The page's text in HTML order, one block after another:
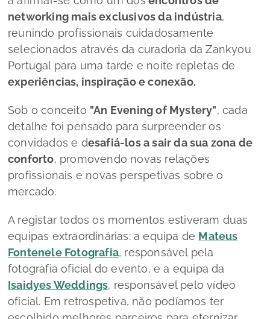
networking mais exclusivos da indústria,
reunindo profissionais cuidadosamente
selecionados através da curadoria da Zankyou
Portugal para uma tarde e noite repletas de
experiências, inspiração e conexão.
Sob o conceito "An Evening of Mystery", cada
detalhe foi pensado para surpreender os
convidados e desafiá-los a sair da sua zona de
conforto, promovendo novas relações
profissionais e novas perspetivas sobre o
mercado.
A registar todos os momentos estiveram duas
equipas extraordinárias: a equipa de Mateus
Fontenele Fotografia, responsável pela
fotografia oficial do evento, e a equipa da
Isaidyes Weddings, responsável pelo vídeo
oficial. Em retrospetiva, não podíamos ter